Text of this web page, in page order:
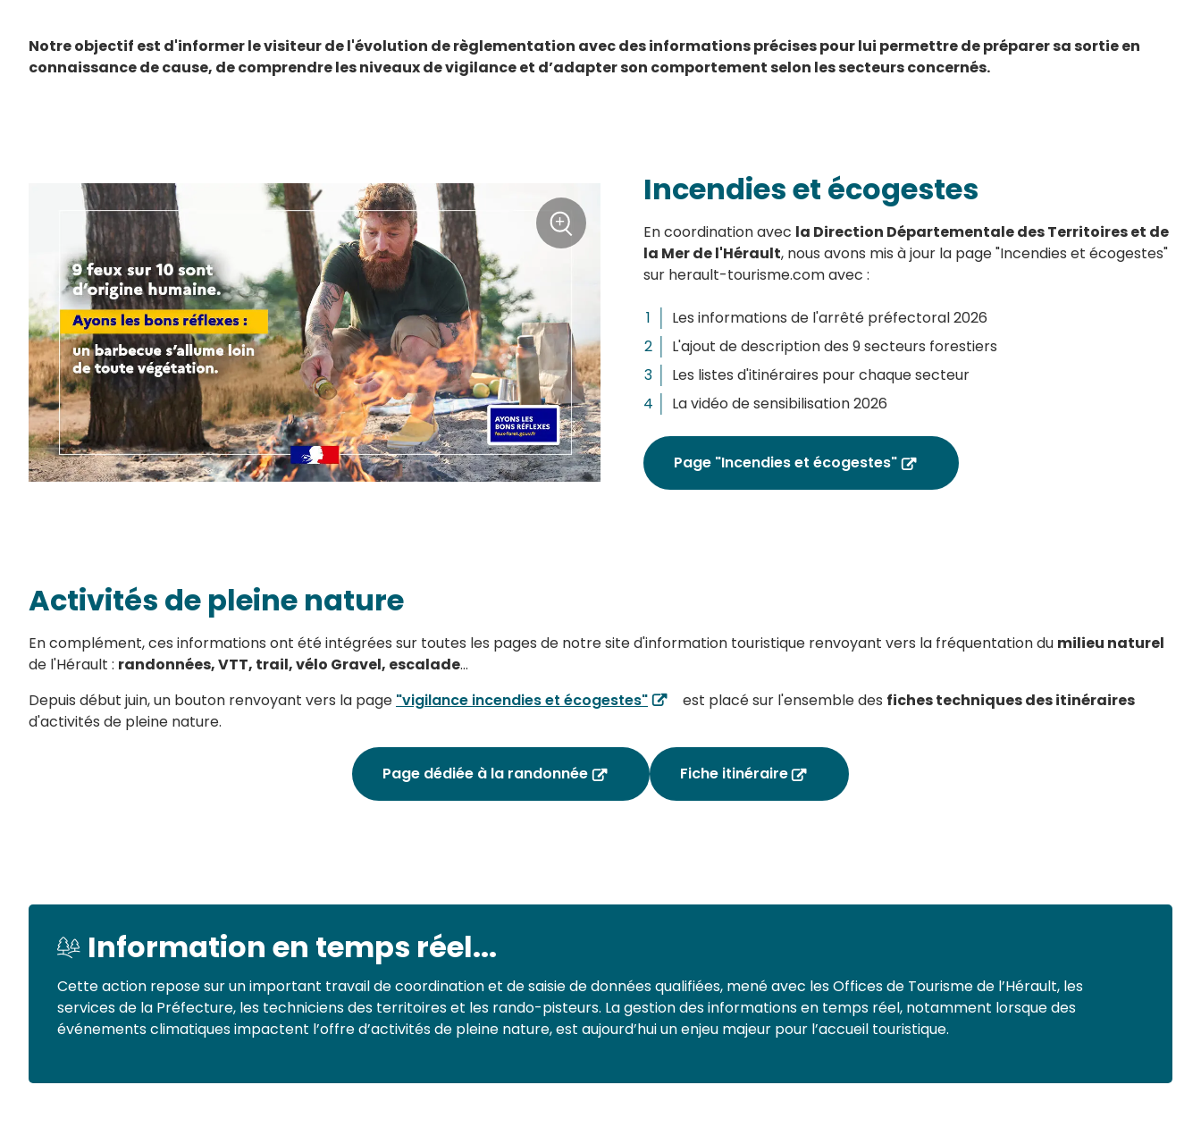
Notre objectif est d'informer le visiteur de l'évolution de règlementation avec des informations précises pour lui permettre de préparer sa sortie en
connaissance de cause, de comprendre les niveaux de vigilance et d’adapter son comportement selon les secteurs concernés.
Incendies et écogestes
En coordination avec la Direction Départementale des Territoires et de
la Mer de l'Hérault, nous avons mis à jour la page "Incendies et écogestes"
sur herault-tourisme.com avec :
Les informations de l'arrêté préfectoral 2026
L'ajout de description des 9 secteurs forestiers
Les listes d'itinéraires pour chaque secteur
La vidéo de sensibilisation 2026
Page "Incendies et écogestes"
+
Activités de pleine nature
En complément, ces informations ont été intégrées sur toutes les pages de notre site d'information touristique renvoyant vers la fréquentation du milieu naturel
de l'Hérault : randonnées, VTT, trail, vélo Gravel, escalade...
Depuis début juin, un bouton renvoyant vers la page "vigilance incendies et écogestes" est placé sur l'ensemble des fiches techniques des itinéraires
d'activités de pleine nature.
Page dédiée à la randonnée Fiche itinéraire
Information en temps réel...
Cette action repose sur un important travail de coordination et de saisie de données qualifiées, mené avec les Offices de Tourisme de l’Hérault, les
services de la Préfecture, les techniciens des territoires et les rando-pisteurs. La gestion des informations en temps réel, notamment lorsque des
événements climatiques impactent l’offre d’activités de pleine nature, est aujourd’hui un enjeu majeur pour l’accueil touristique.